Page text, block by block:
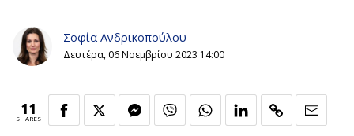
Σοφία Ανδρικοπούλου
Δευτέρα, 06 Νοεμβρίου 2023 14:00
11
SHARES